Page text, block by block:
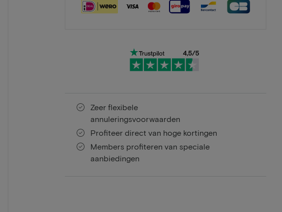
Zeer flexibele
annuleringsvoorwaarden
Profiteer direct van hoge kortingen
Members profiteren van speciale
aanbiedingen